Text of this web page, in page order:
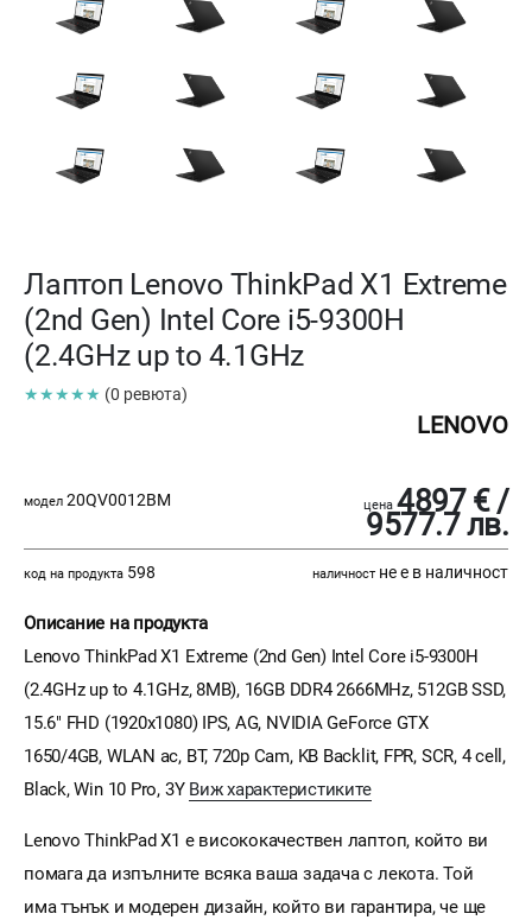
Лаптоп Lenovo ThinkPad X1 Extreme
(2nd Gen) Intel Core i5-9300H
(2.4GHz up to 4.1GHz
★★★★★ (0 ревюта)
LENOVO
модел 20QV0012BM цена 4897 € /
9577.7 лв.
код на продукта 598 наличност не е в наличност
Описание на продукта
Lenovo ThinkPad X1 Extreme (2nd Gen) Intel Core i5-9300H
(2.4GHz up to 4.1GHz, 8MB), 16GB DDR4 2666MHz, 512GB SSD,
15.6" FHD (1920x1080) IPS, AG, NVIDIA GeForce GTX
1650/4GB, WLAN ac, BT, 720p Cam, KB Backlit, FPR, SCR, 4 cell,
Black, Win 10 Pro, 3Y Виж характеристиките
Lenovo ThinkPad X1 е висококачествен лаптоп, който ви
помага да изпълните всяка ваша задача с лекота. Той
има тънък и модерен дизайн, който ви гарантира, че ще